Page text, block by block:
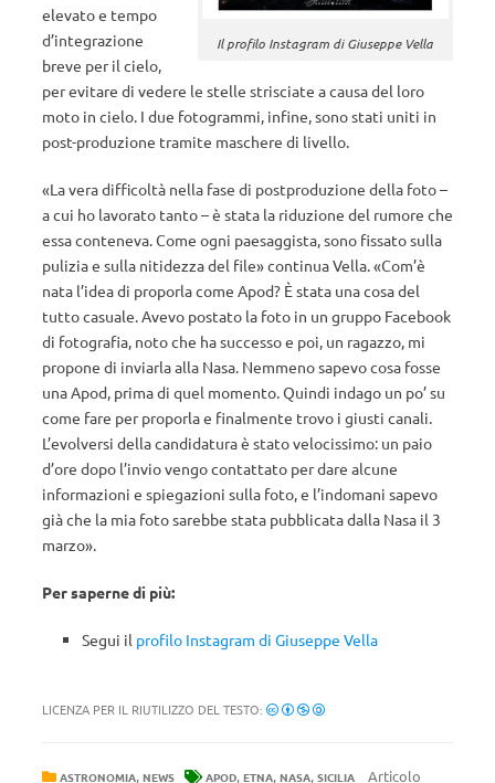
Il profilo Instagram di Giuseppe Vella
elevato e tempo
d’integrazione
breve per il cielo,
per evitare di vedere le stelle strisciate a causa del loro
moto in cielo. I due fotogrammi, infine, sono stati uniti in
post-produzione tramite maschere di livello.
«La vera difficoltà nella fase di postproduzione della foto –
a cui ho lavorato tanto – è stata la riduzione del rumore che
essa conteneva. Come ogni paesaggista, sono fissato sulla
pulizia e sulla nitidezza del file» continua Vella. «Com’è
nata l’idea di proporla come Apod? È stata una cosa del
tutto casuale. Avevo postato la foto in un gruppo Facebook
di fotografia, noto che ha successo e poi, un ragazzo, mi
propone di inviarla alla Nasa. Nemmeno sapevo cosa fosse
una Apod, prima di quel momento. Quindi indago un po’ su
come fare per proporla e finalmente trovo i giusti canali.
L’evolversi della candidatura è stato velocissimo: un paio
d’ore dopo l’invio vengo contattato per dare alcune
informazioni e spiegazioni sulla foto, e l’indomani sapevo
già che la mia foto sarebbe stata pubblicata dalla Nasa il 3
marzo».
Per saperne di più:
Segui il profilo Instagram di Giuseppe Vella
LICENZA PER IL RIUTILIZZO DEL TESTO:
ASTRONOMIA, NEWS APOD, ETNA, NASA, SICILIA Articolo